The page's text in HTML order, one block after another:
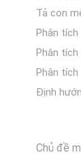
Tả con
Phân
Phân
Phân
Định
Chủ đề